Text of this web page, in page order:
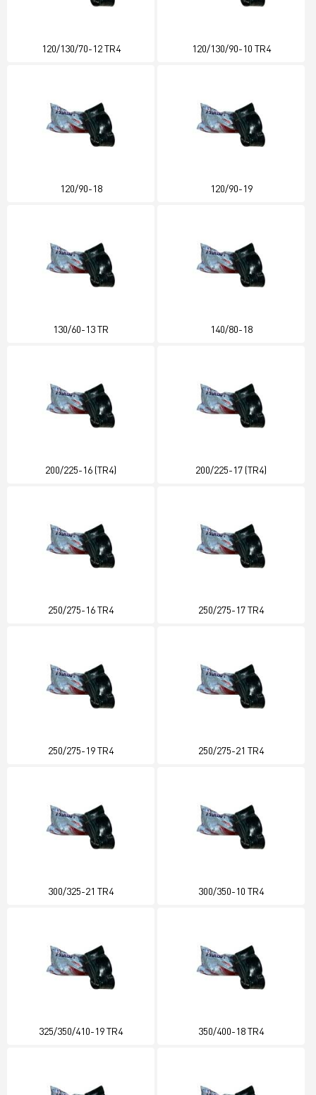
120/130/70-12 TR4 120/130/90-10 TR4
120/90-18 120/90-19
130/60-13 TR 140/80-18
200/225-16 (TR4) 200/225-17 (TR4)
250/275-16 TR4 250/275-17 TR4
250/275-19 TR4 250/275-21 TR4
300/325-21 TR4 300/350-10 TR4
325/350/410-19 TR4 350/400-18 TR4